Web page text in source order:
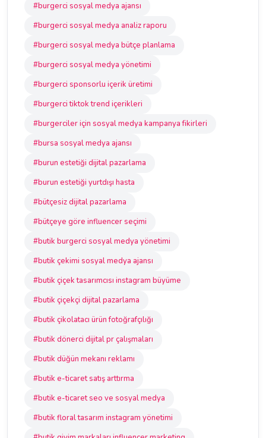
#burgerci sosyal medya ajansı
#burgerci sosyal medya analiz raporu
#burgerci sosyal medya bütçe planlama
#burgerci sosyal medya yönetimi
#burgerci sponsorlu içerik üretimi
#burgerci tiktok trend içerikleri
#burgerciler için sosyal medya kampanya fikirleri
#bursa sosyal medya ajansı
#burun estetiği dijital pazarlama
#burun estetiği yurtdışı hasta
#bütçesiz dijital pazarlama
#bütçeye göre influencer seçimi
#butik burgerci sosyal medya yönetimi
#butik çekimi sosyal medya ajansı
#butik çiçek tasarımcısı instagram büyüme
#butik çiçekçi dijital pazarlama
#butik çikolatacı ürün fotoğrafçılığı
#butik dönerci dijital pr çalışmaları
#butik düğün mekanı reklamı
#butik e-ticaret satış arttırma
#butik e-ticaret seo ve sosyal medya
#butik floral tasarım instagram yönetimi